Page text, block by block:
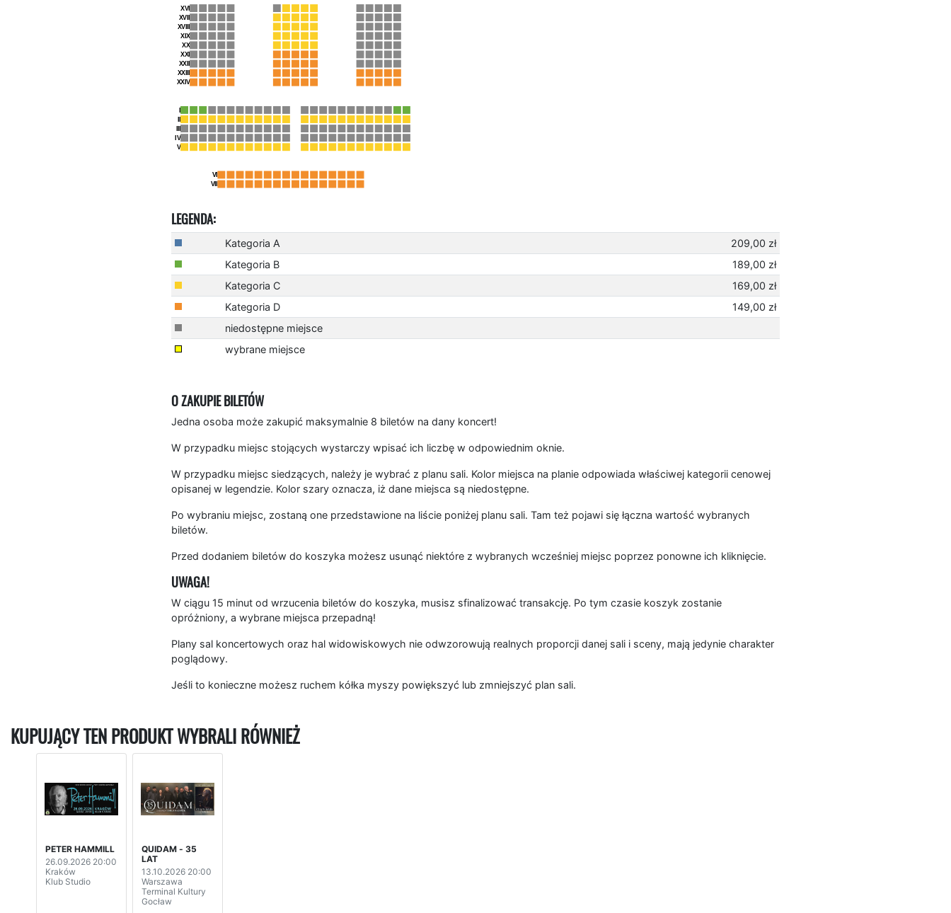
LEGENDA:
Kategoria A
209,00 zł
Kategoria B
189,00 zł
Kategoria C
169,00 zł
Kategoria D
149,00 zł
niedostępne miejsce
wybrane miejsce
O ZAKUPIE BILETÓW
Jedna osoba może zakupić maksymalnie 8 biletów na dany koncert!
W przypadku miejsc stojących wystarczy wpisać ich liczbę w odpowiednim oknie.
W przypadku miejsc siedzących, należy je wybrać z planu sali. Kolor miejsca na planie odpowiada właściwej kategorii cenowej
opisanej w legendzie. Kolor szary oznacza, iż dane miejsca są niedostępne.
Po wybraniu miejsc, zostaną one przedstawione na liście poniżej planu sali. Tam też pojawi się łączna wartość wybranych
biletów.
Przed dodaniem biletów do koszyka możesz usunąć niektóre z wybranych wcześniej miejsc poprzez ponowne ich kliknięcie.
UWAGA!
W ciągu 15 minut od wrzucenia biletów do koszyka, musisz sfinalizować transakcję. Po tym czasie koszyk zostanie
opróżniony, a wybrane miejsca przepadną!
Plany sal koncertowych oraz hal widowiskowych nie odwzorowują realnych proporcji danej sali i sceny, mają jedynie charakter
poglądowy.
Jeśli to konieczne możesz ruchem kółka myszy powiększyć lub zmniejszyć plan sali.
KUPUJĄCY TEN PRODUKT WYBRALI RÓWNIEŻ
PETER HAMMILL
26.09.2026 20:00
Kraków
Klub Studio
QUIDAM - 35
LAT
13.10.2026 20:00
Warszawa
Terminal Kultury
Gocław